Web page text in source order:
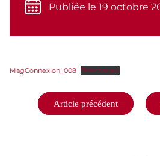
Publiée le 19 octobre
MagConnexion_008 Télécharger
Navigation
Article précédent